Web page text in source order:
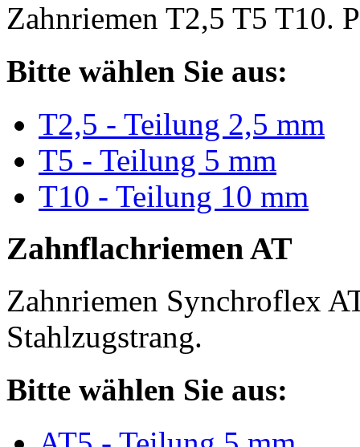
Zahnriemen T2,5 T5 T10.
Bitte wählen Sie aus:
T2,5 - Teilung 2,5 mm
T5 - Teilung 5 mm
T10 - Teilung 10 mm
Zahnflachriemen AT
Zahnriemen Synchroflex
Stahlzugstrang.
Bitte wählen Sie aus: